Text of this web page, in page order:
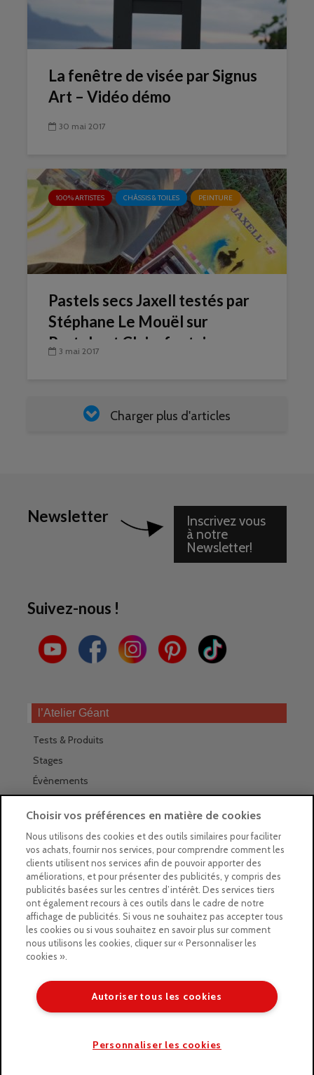
La fenêtre de visée par Signus
Art – Vidéo démo
30 mai 2017
100% ARTISTES CHÂSSIS & TOILES PEINTURE
Pastels secs Jaxell testés par
Stéphane Le Mouël sur
Pastelmat Clairefontaine
3 mai 2017
Charger plus d'articles
Newsletter
Inscrivez vous
à notre
Newsletter!
Suivez-nous !
l’Atelier Géant
Tests & Produits
Stages
Évènements
Trouver nos magasins
La newsletter des magasins
Feuilleter le Guide
Gratuit : intégrer le Guide
Marques Beaux-Arts
Matériel pour l’aquarelle
Matériel pour l’acrylique
Matériel pour l’huile
Copyright © 2026 LE GEANT DES BEAUX ARTS
Choisir vos préférences en matière de cookies
Nous utilisons des cookies et des outils similaires pour faciliter
vos achats, fournir nos services, pour comprendre comment les
clients utilisent nos services afin de pouvoir apporter des
améliorations, et pour présenter des publicités, y compris des
publicités basées sur les centres d’intérêt. Des services tiers
ont également recours à ces outils dans le cadre de notre
affichage de publicités. Si vous ne souhaitez pas accepter tous
les cookies ou si vous souhaitez en savoir plus sur comment
nous utilisons les cookies, cliquer sur « Personnaliser les
cookies ».
Autoriser tous les cookies
Personnaliser les cookies